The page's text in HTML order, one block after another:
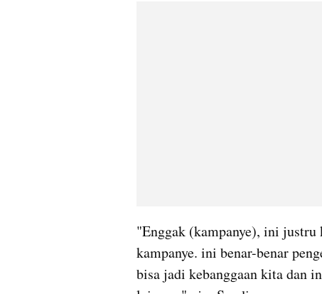
"Enggak (kampanye), ini
kampanye. ini benar-benar
bisa jadi kebanggaan kita dan